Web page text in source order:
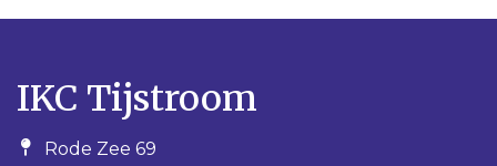
IKC Tijstroom
Rode Zee 69